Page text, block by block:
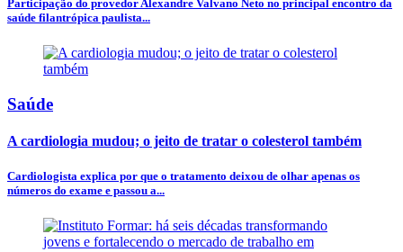
Participação do provedor Alexandre Valvano Neto no principal encontro da
saúde filantrópica paulista...
Saúde
A cardiologia mudou; o jeito de tratar o colesterol também
Cardiologista explica por que o tratamento deixou de olhar apenas os
números do exame e passou a...